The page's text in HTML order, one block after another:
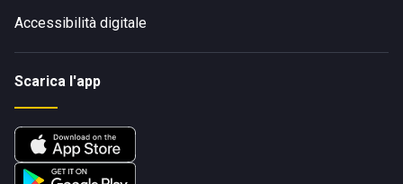
Accessibilità digitale
Scarica l'app